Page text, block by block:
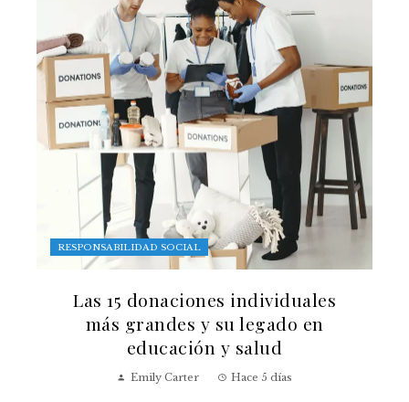
RESPONSABILIDAD SOCIAL
Las 15 donaciones individuales
más grandes y su legado en
educación y salud
Emily Carter Hace 5 días